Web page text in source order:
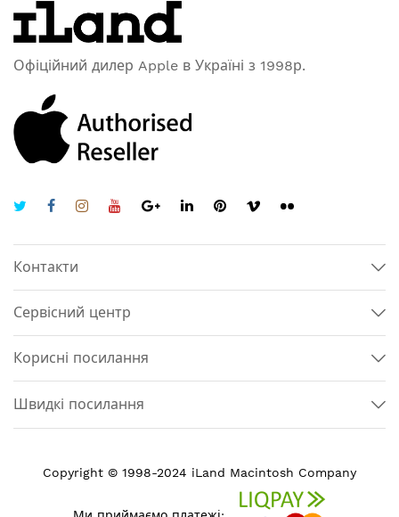
Офіційний дилер Apple в Україні з 1998р.
Контакти
Сервісний центр
Корисні посилання
Швидкі посилання
Copyright © 1998-2024 iLand Macintosh Company